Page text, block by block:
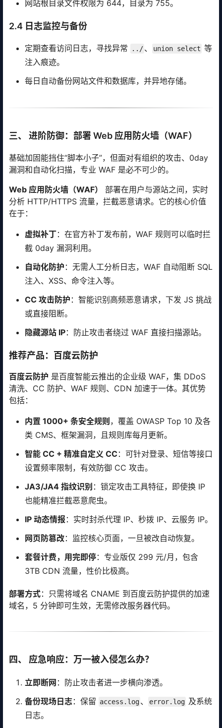
网站根目录文件权限为 644，目录为 755。
2.4 日志监控与备份
定期查看访问日志，寻找异常 ../、 union select 等
注入痕迹。
每日自动备份网站文件和数据库，并异地存储。
三、 进阶防御：部署 Web 应用防火墙（WAF）
基础加固能挡住“脚本小子”，但面对有组织的攻击、0day
漏洞和自动化扫描，专业 WAF 是必不可少的。
Web 应用防火墙（WAF）
部署在用户与源站之间，实时
分析 HTTP/HTTPS 流量，拦截恶意请求。它的核心价值
在于：
虚拟补丁：在官方补丁发布前，WAF 规则可以临时拦
截 0day 漏洞利用。
自动化防护 ：无需人工分析日志，WAF 自动阻断 SQL
注入、XSS、命令注入等。
CC 攻击防护 ：智能识别高频恶意请求，下发 JS 挑战
或直接阻断。
隐藏源站 IP：防止攻击者绕过 WAF 直接扫描源站。
推荐产品：百度云防护
百度云防护 是百度智能云推出的企业级 WAF，集 DDoS
清洗、CC 防护、WAF 规则、CDN 加速于一体。其优势
包括：
内置 1000+ 条安全规则 ，覆盖 OWASP Top 10 及各
类 CMS、框架漏洞，且规则库每月更新。
智能 CC + 精准自定义 CC：可针对登录、短信等接口
设置频率限制，有效防御 CC 攻击。
JA3/JA4 指纹识别 ：锁定攻击工具特征，即使换 IP
也能精准拦截恶意爬虫。
IP 动态情报 ：实时封杀代理 IP、秒拨 IP、云服务 IP。
网页防篡改：监控核心页面，一旦被改自动恢复。
套餐计费，用完即停：专业版仅 299 元/月，包含
3TB CDN 流量，性价比极高。
部署方式：只需将域名 CNAME 到百度云防护提供的加速
域名，5 分钟即可生效，无需修改服务器代码。
四、 应急响应：万一被入侵怎么办？
立即断网 ：防止攻击者进一步横向渗透。
备份现场日志：保留 access.log、 error.log 及系统
日志。